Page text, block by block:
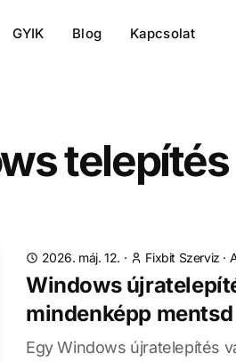
GYIK Blog Kapcsolat
telepítés
2026. máj. 12. · Fixbit Szerviz ·
Windows
mindenképp
Egy Windows újratelepítés